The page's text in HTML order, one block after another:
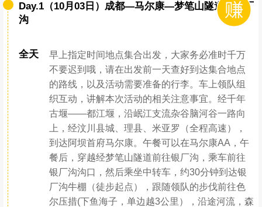
Day.1（10月03日）成都—马尔康—梦笔山隧道—银厂
沟
全天
早上指定时间地点集合出发，大家务必准时千万
不要迟到哦，请在出发前一天查好到达集合地点
的路线，以及活动需要准备的行李。车上领队组
织互动，讲解本次活动的相关注意事宜。经千年
古堰——都江堰，沿岷江支流杂谷脑河谷一路向
上，经汶川县城、理县、米亚罗（全程高速），
到达阿坝首府马尔康。午餐可以在马尔康AA，午
餐后，穿越经梦笔山隧道前往银厂沟，乘车前往
银厂沟沟口，然后乘坐中转车，约30分钟到达银
厂沟牛棚（徒步起点），跟随领队的步伐前往色
尔压措(下鱼海子，单边越3公里），沿途河流，森